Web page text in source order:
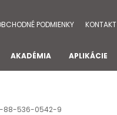
PODMIENKY KONTAKT
AKADÉMIA APLIKÁCIE
88-536-0542-9